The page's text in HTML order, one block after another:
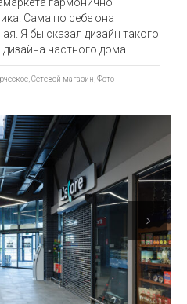
Сама по себе она
Я бы сказал дизайн такого
частного дома.
Сетевой магазин Фото
Next